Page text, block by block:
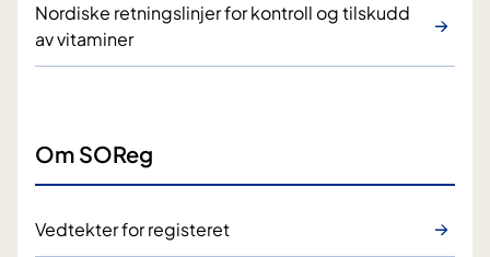
Nordiske retningslinjer for kontroll og tilskudd
av vitaminer
Om SOReg
Vedtekter for registeret